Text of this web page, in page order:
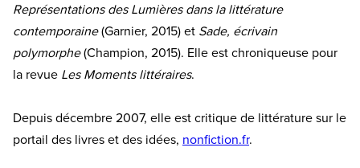
Représentations des Lumières dans la littérature
contemporaine(Garnier, 2015) et Sade, écrivain
polymorphe(Champion, 2015). Elle est chroniqueuse pour
la revue Les Moments littéraires.
Depuis décembre 2007, elle est critique de littérature sur le
portail des livres et des idées, nonfiction.fr.